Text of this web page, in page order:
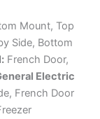
Mount, Top
Side, Bottom
French Door,
Electric
French Door